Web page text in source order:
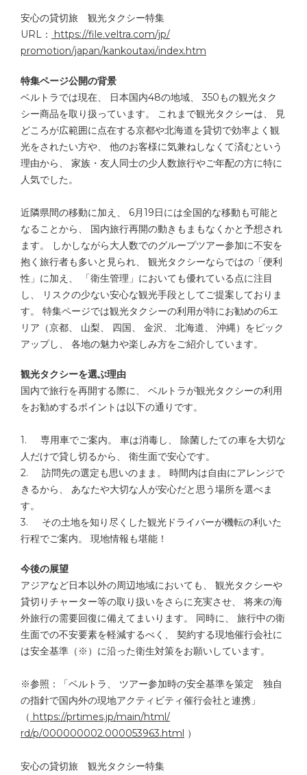
安心の貸切旅 観光タクシー特集
URL：
https://file.veltra.com/jp/
promotion/japan/kankoutaxi/index.htm
特集ページ公開の背景
ベルトラでは現在、 日本国内48の地域、 350もの観光タク
シー商品を取り扱っています。 これまで観光タクシーは、 見
どころが広範囲に点在する京都や北海道を貸切で効率よく観
光をされたい方や、 他のお客様に気兼ねしなくて済むという
理由から、 家族・友人同士の少人数旅行やご年配の方に特に
人気でした。
近隣県間の移動に加え、 6月19日には全国的な移動も可能と
なることから、 国内旅行再開の動きもまもなくかと予想され
ます。 しかしながら大人数でのグループツアー参加に不安を
抱く旅行者も多いと見られ、 観光タクシーならではの「便利
性」に加え、 「衛生管理」においても優れている点に注目
し、 リスクの少ない安心な観光手段としてご提案しておりま
す。 特集ページでは観光タクシーの利用が特にお勧めの6エ
リア（京都、 山梨、 四国、 金沢、 北海道、 沖縄）をピック
アップし、 各地の魅力や楽しみ方をご紹介しています。
観光タクシーを選ぶ理由
国内で旅行を再開する際に、 ベルトラが観光タクシーの利用
をお勧めするポイントは以下の通り です。
1. 専用車でご案内。 車は消毒し、 除菌したての車を大切な
人だけで貸し切るから、 衛生面で安心です。
2. 訪問先の選定も思いのまま。 時間内は自由にアレンジで
きるから、 あなたや大切な人が安心だと思う場所を選べま
す。
3. その土地を知り尽くした観光ドライバーが機転の利いた
行程でご案内。 現地情報も堪能！
今後の展望
アジアなど日本以外の周辺地域においても、 観光タクシーや
貸切りチャーター等の取り扱いをさらに充実させ、 将来の海
外旅行の需要回復に備えてまいります。 同時に、 旅行中の衛
生面での不安要素を軽減するべく、 契約する現地催行会社に
は安全基準（※） に沿った衛生対策をお願いしています。
※参照：「ベルトラ、 ツアー参加時の安全基準を策定 独自
の指針で国内外の現地アクティビティ催行会社と連携」
（ https://prtimes.jp/main/html/
rd/p/000000002.000053963.html ）
安心の貸切旅 観光タクシー特集